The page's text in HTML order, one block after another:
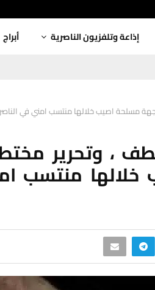
إذاعة وتلفزيون الناصرية أبراج
مسلحة اصيب خلالها منتسب امني في
، وتحرير
منتسب